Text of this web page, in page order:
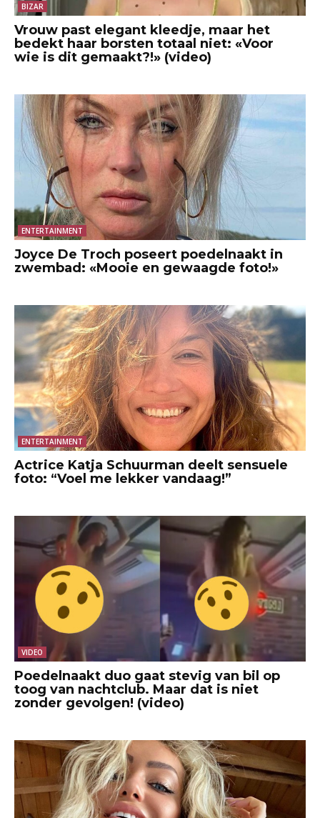
BIZAR
Vrouw past elegant kleedje, maar het
bedekt haar borsten totaal niet: «Voor
wie is dit gemaakt?!» (video)
ENTERTAINMENT
Joyce De Troch poseert poedelnaakt in
zwembad: «Mooie en gewaagde foto!»
ENTERTAINMENT
Actrice Katja Schuurman deelt sensuele
foto: “Voel me lekker vandaag!”
VIDEO
Poedelnaakt duo gaat stevig van bil op
toog van nachtclub. Maar dat is niet
zonder gevolgen! (video)